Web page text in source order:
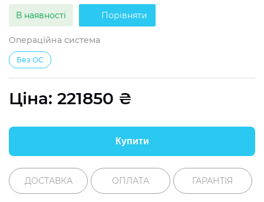
В наявності Порівняти
Операційна система
Без ОС
Ціна: 221850 ₴
Купити
ДОСТАВКА ОПЛАТА ГАРАНТІЯ